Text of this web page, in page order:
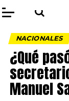
NACIONALES
¿Qué
Manuel